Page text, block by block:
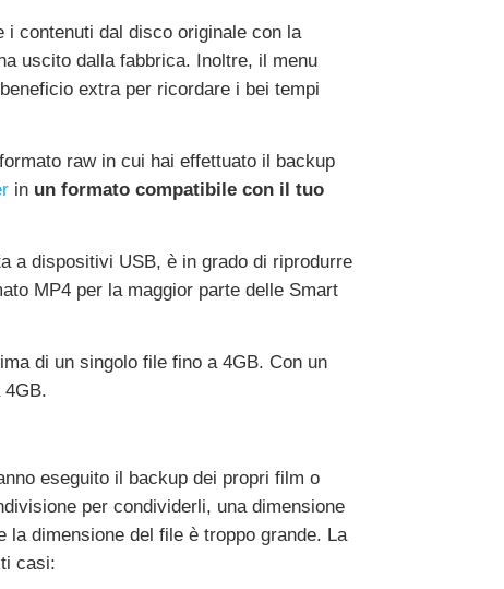
contenuti dal disco originale con la
uscito dalla fabbrica. Inoltre, il menu
extra per ricordare i bei tempi
raw in cui hai effettuato il backup
in un formato compatibile con il tuo
a dispositivi USB, è in grado di riprodurre
MP4 per la maggior parte delle Smart
di un singolo file fino a 4GB. Con un
eseguito il backup dei propri film o
per condividerli, una dimensione
dimensione del file è troppo grande. La
casi: